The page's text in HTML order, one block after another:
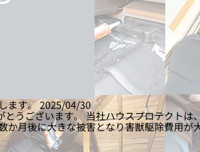
ます。2025/04/30
うございます。 当社ハウスプロテクト
か月後に大きな被害となり害獣駆除費用